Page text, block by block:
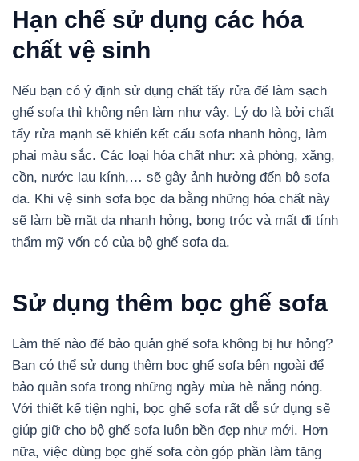
Hạn chế sử dụng các hóa
chất vệ sinh
Nếu bạn có ý định sử dụng chất tẩy rửa để làm sạch
ghế sofa thì không nên làm như vậy. Lý do là bởi chất
tẩy rửa mạnh sẽ khiến kết cấu sofa nhanh hỏng, làm
phai màu sắc. Các loại hóa chất như: xà phòng, xăng,
cồn, nước lau kính,… sẽ gây ảnh hưởng đến bộ sofa
da. Khi vệ sinh sofa bọc da bằng những hóa chất này
sẽ làm bề mặt da nhanh hỏng, bong tróc và mất đi tính
thẩm mỹ vốn có của bộ ghế sofa da.
Sử dụng thêm bọc ghế sofa
Làm thế nào để bảo quản ghế sofa không bị hư hỏng?
Bạn có thể sử dụng thêm bọc ghế sofa bên ngoài để
bảo quản sofa trong những ngày mùa hè nắng nóng.
Với thiết kế tiện nghi, bọc ghế sofa rất dễ sử dụng sẽ
giúp giữ cho bộ ghế sofa luôn bền đẹp như mới. Hơn
nữa, việc dùng bọc ghế sofa còn góp phần làm tăng